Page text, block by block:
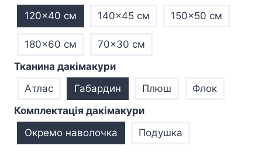
120x40 см
140x45 см 150x50 см
180x60 см
70×30 см
Тканина дакімакури
Атлас
Габардин Плюш
Флок
Комплектація дакімакури
Окремо наволочка
Подушка